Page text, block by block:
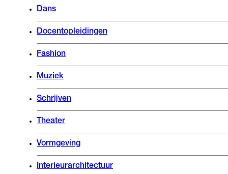
Dans
Docentopleidingen
Fashion
Muziek
Schrijven
Theater
Vormgeving
Interieurarchitectuur